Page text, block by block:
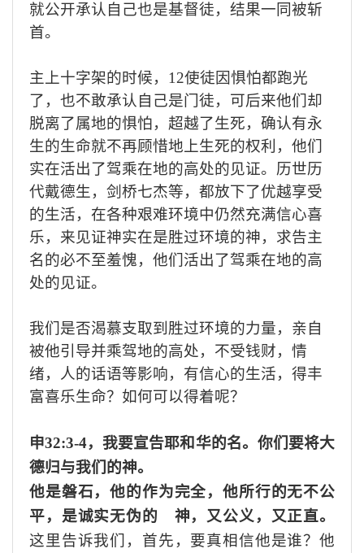
就公开承认自己也是基督徒， 结果一同被斩
首。
主上十字架的时候， 12使徒因惧怕都跑光
了 ， 也不敢承认自己是门徒，可后来他们却
脱离了属地的惧怕，超越了生死，确认有永
生的生命就不再顾惜地上生死的权利，他们
实在活出了驾乘在地的高处的见证。 历世历
代戴德生，剑桥七杰等，都放下了优越享受
的生活， 在各种艰难环境中仍然充满信心喜
乐，来见证神实在是胜过环境的神，求告主
名的必不至羞愧，他们活出了驾乘在地的高
处的见证。
我们是否渴慕支取到胜过环境的力量， 亲自
被他引导并乘驾地的高处， 不受钱财，情
绪，人的话语等影响， 有信心的生活，得丰
富喜乐生命？ 如何可以得着呢？
申32:3-4，我要宣告耶和华的名。你们要将大
德归与我们的神。
他是磐石，他的作为完全，他所行的无不公
平，是诚实无伪的 神，又公义，又正直。
这里告诉我们，首先，要真相信他是谁？他